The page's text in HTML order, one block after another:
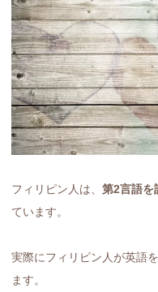
フィリピン人は、 第2言語を
ています。
実際にフィリピン人が英語
ます。